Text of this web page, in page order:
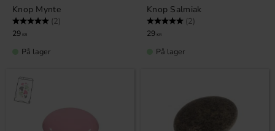
Knop Mynte
Vurdering: (2)
29 KR
På lager
Knop Salmiak
Vurdering: (2)
29 KR
På lager